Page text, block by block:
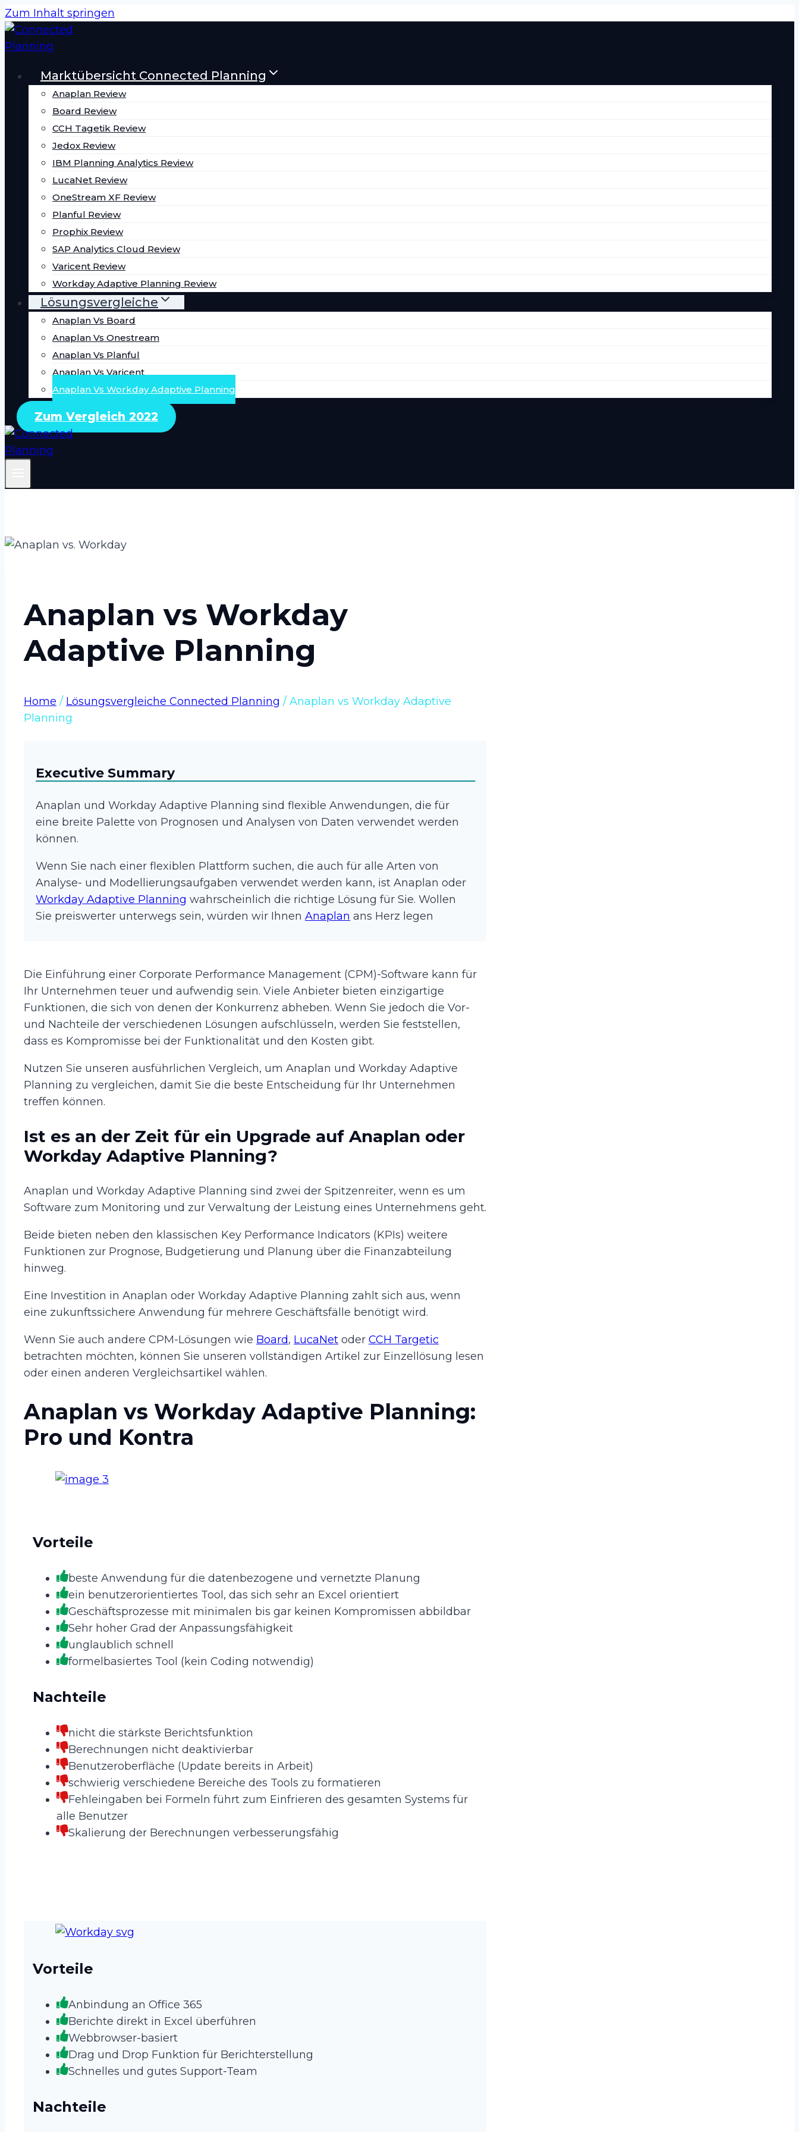
Zum Inhalt springen
Marktübersicht Connected Planning
Anaplan Review
Board Review
CCH Tagetik Review
Jedox Review
IBM Planning Analytics Review
LucaNet Review
OneStream XF Review
Planful Review
Prophix Review
SAP Analytics Cloud Review
Varicent Review
Workday Adaptive Planning Review
Lösungsvergleiche
Anaplan Vs Board
Anaplan Vs Onestream
Anaplan Vs Planful
Anaplan Vs Varicent
Anaplan Vs Workday Adaptive Planning
Zum Vergleich 2022
Anaplan vs Workday
Adaptive Planning
Home / Lösungsvergleiche Connected Planning / Anaplan vs Workday Adaptive
Planning
Executive Summary
Anaplan und Workday Adaptive Planning sind flexible Anwendungen, die für
eine breite Palette von Prognosen und Analysen von Daten verwendet werden
können.
Wenn Sie nach einer flexiblen Plattform suchen, die auch für alle Arten von
Analyse- und Modellierungsaufgaben verwendet werden kann, ist Anaplan oder
Workday Adaptive Planning wahrscheinlich die richtige Lösung für Sie. Wollen
Sie preiswerter unterwegs sein, würden wir Ihnen Anaplan ans Herz legen
Die Einführung einer Corporate Performance Management (CPM)-Software kann für
Ihr Unternehmen teuer und aufwendig sein. Viele Anbieter bieten einzigartige
Funktionen, die sich von denen der Konkurrenz abheben. Wenn Sie jedoch die Vor-
und Nachteile der verschiedenen Lösungen aufschlüsseln, werden Sie feststellen,
dass es Kompromisse bei der Funktionalität und den Kosten gibt.
Nutzen Sie unseren ausführlichen Vergleich, um Anaplan und Workday Adaptive
Planning zu vergleichen, damit Sie die beste Entscheidung für Ihr Unternehmen
treffen können.
Ist es an der Zeit für ein Upgrade auf Anaplan oder
Workday Adaptive Planning?
Anaplan und Workday Adaptive Planning sind zwei der Spitzenreiter, wenn es um
Software zum Monitoring und zur Verwaltung der Leistung eines Unternehmens geht.
Beide bieten neben den klassischen Key Performance Indicators (KPIs) weitere
Funktionen zur Prognose, Budgetierung und Planung über die Finanzabteilung
hinweg.
Eine Investition in Anaplan oder Workday Adaptive Planning zahlt sich aus, wenn
eine zukunftssichere Anwendung für mehrere Geschäftsfälle benötigt wird.
Wenn Sie auch andere CPM-Lösungen wie Board, LucaNet oder CCH Targetic
betrachten möchten, können Sie unseren vollständigen Artikel zur Einzellösung lesen
oder einen anderen Vergleichsartikel wählen.
Anaplan vs Workday Adaptive Planning:
Pro und Kontra
Vorteile
beste Anwendung für die datenbezogene und vernetzte Planung
ein benutzerorientiertes Tool, das sich sehr an Excel orientiert
Geschäftsprozesse mit minimalen bis gar keinen Kompromissen abbildbar
Sehr hoher Grad der Anpassungsfähigkeit
unglaublich schnell
formelbasiertes Tool (kein Coding notwendig)
Nachteile
nicht die stärkste Berichtsfunktion
Berechnungen nicht deaktivierbar
Benutzeroberfläche (Update bereits in Arbeit)
schwierig verschiedene Bereiche des Tools zu formatieren
Fehleingaben bei Formeln führt zum Einfrieren des gesamten Systems für
alle Benutzer
Skalierung der Berechnungen verbesserungsfähig
Vorteile
Anbindung an Office 365
Berichte direkt in Excel überführen
Webbrowser-basiert
Drag und Drop Funktion für Berichterstellung
Schnelles und gutes Support-Team
Nachteile